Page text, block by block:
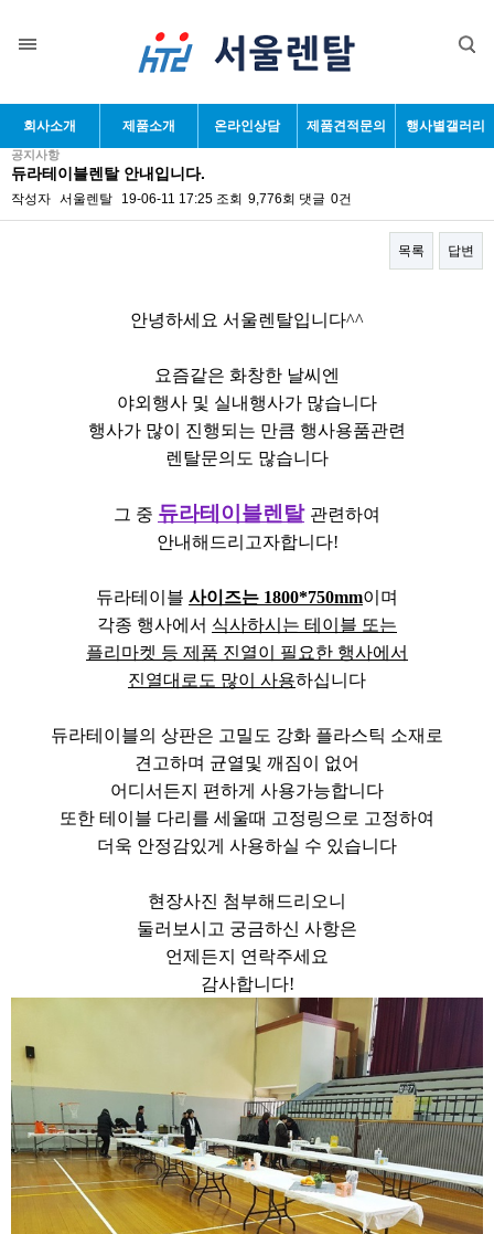
회사소개 제품소개 온라인상담 제품견적문의 행사별갤러리
공지사항
듀라테이블렌탈 안내입니다.
작성자 서울렌탈 19-06-11 17:25 조회 9,776회 댓글 0건
목록 답변
안녕하세요 서울렌탈입니다^^
요즘같은 화창한 날씨엔
야외행사 및 실내행사가 많습니다
행사가 많이 진행되는 만큼 행사용품관련
렌탈문의도 많습니다
그 중 듀라테이블렌탈 관련하여
안내해드리고자합니다!
듀라테이블 사이즈는 1800*750mm이며
각종 행사에서 식사하시는 테이블 또는
플리마켓 등 제품 진열이 필요한 행사에서
진열대로도 많이 사용하십니다
듀라테이블의 상판은 고밀도 강화 플라스틱 소재로
견고하며 균열및 깨짐이 없어
어디서든지 편하게 사용가능합니다
또한 테이블 다리를 세울때 고정링으로 고정하여
더욱 안정감있게 사용하실 수 있습니다
현장사진 첨부해드리오니
둘러보시고 궁금하신 사항은
언제든지 연락주세요
감사합니다!